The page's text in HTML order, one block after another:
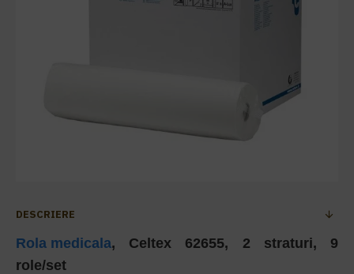
DESCRIERE
Rola medicala, Celtex 62655, 2 straturi, 9
role/set